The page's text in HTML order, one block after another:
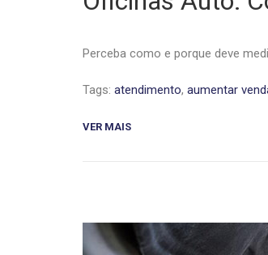
Perceba como e porque deve
Tags: atendimento, aumentar
VER MAIS